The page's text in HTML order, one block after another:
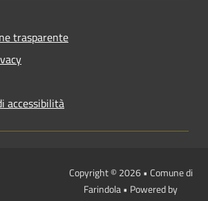
trasparente
accessibilità
Copyright © 2026 • Comune di
Farindola • Powered by